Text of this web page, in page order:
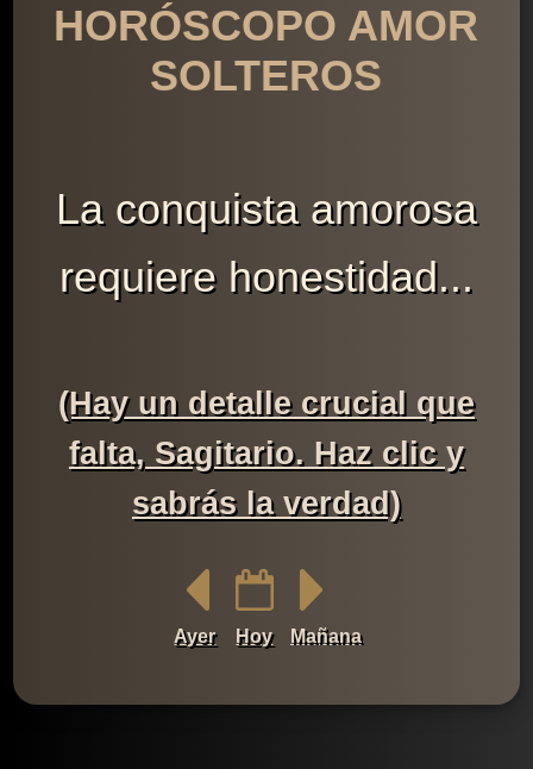
HORÓSCOPO AMOR
SOLTEROS
La conquista amorosa
requiere honestidad...
(Hay un detalle crucial que
falta, Sagitario. Haz clic y
sabrás la verdad)
Ayer Hoy Mañana